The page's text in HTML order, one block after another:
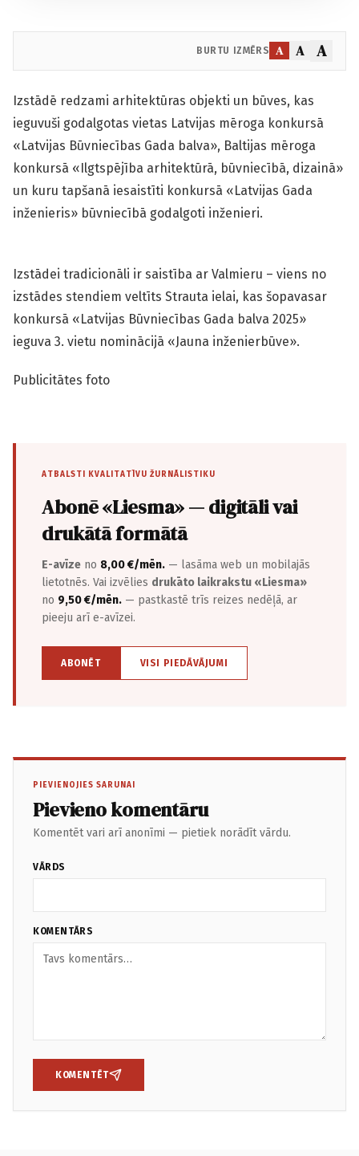
BURTU IZMĒRS A A A
Izstādē redzami arhitektūras objekti un būves, kas
ieguvuši godalgotas vietas Latvijas mēroga konkursā
«Latvijas Būvniecības Gada balva», Baltijas mēroga
konkursā «Ilgtspējība arhitektūrā, būvniecībā, dizainā»
un kuru tapšanā iesaistīti konkursā «Latvijas Gada
inženieris» būvniecībā godalgoti inženieri.
Izstādei tradicionāli ir saistība ar Valmieru – viens no
izstādes stendiem veltīts Strauta ielai, kas šopavasar
konkursā «Latvijas Būvniecības Gada balva 2025»
ieguva 3. vietu nominācijā «Jauna inženierbūve».
Publicitātes foto
ATBALSTI KVALITATĪVU ŽURNĀLISTIKU
Abonē «Liesma» — digitāli vai
drukātā formātā
E-avīze no 8,00 €/mēn. — lasāma web un mobilajās
lietotnēs. Vai izvēlies drukāto laikrakstu «Liesma»
no 9,50 €/mēn. — pastkastē trīs reizes nedēļā, ar
pieeju arī e-avīzei.
ABONĒT VISI PIEDĀVĀJUMI
PIEVIENOJIES SARUNAI
Pievieno komentāru
Komentēt vari arī anonīmi — pietiek norādīt vārdu.
VĀRDS
KOMENTĀRS
KOMENTĒT